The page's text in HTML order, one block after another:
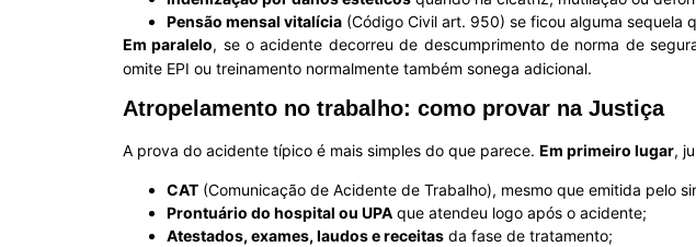
Pensão mensal vitalícia (Código Civil art. 950) se ficou alguma sequela
Em paralelo, se o acidente decorreu de descumprimento de norma de
omite EPI ou treinamento normalmente também sonega adicional.
Atropelamento no trabalho: como provar na Justiça
A prova do acidente típico é mais simples do que parece. Em primeiro lugar,
CAT (Comunicação de Acidente de Trabalho), mesmo que emitida pelo
Prontuário do hospital ou UPA que atendeu logo após o acidente;
Atestados, exames, laudos e receitas da fase de tratamento;